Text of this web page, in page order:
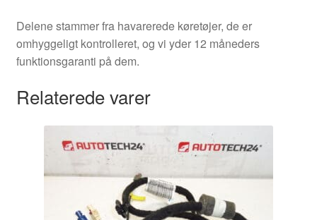
Delene stammer fra havarerede køretøjer, de er
omhyggeligt kontrolleret, og vi yder 12 måneders
funktionsgaranti på dem.
Relaterede varer